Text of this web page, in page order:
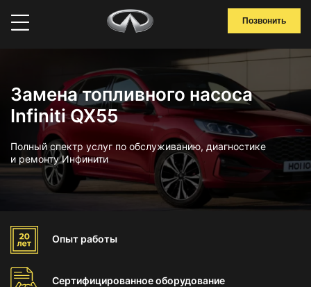
Позвонить
Замена топливного насоса
Infiniti QX55
Полный спектр услуг по обслуживанию, диагностике
и ремонту Инфинити
Опыт работы
Сертифицированноеоборудование